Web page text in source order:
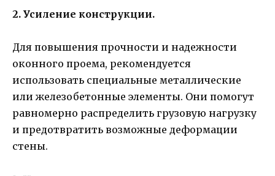
2. Усиление конструкции.
Для повышения прочности и надежности
оконного проема, рекомендуется
использовать специальные металлические
или железобетонные элементы. Они помогут
равномерно распределить грузовую нагрузку
и предотвратить возможные деформации
стены.